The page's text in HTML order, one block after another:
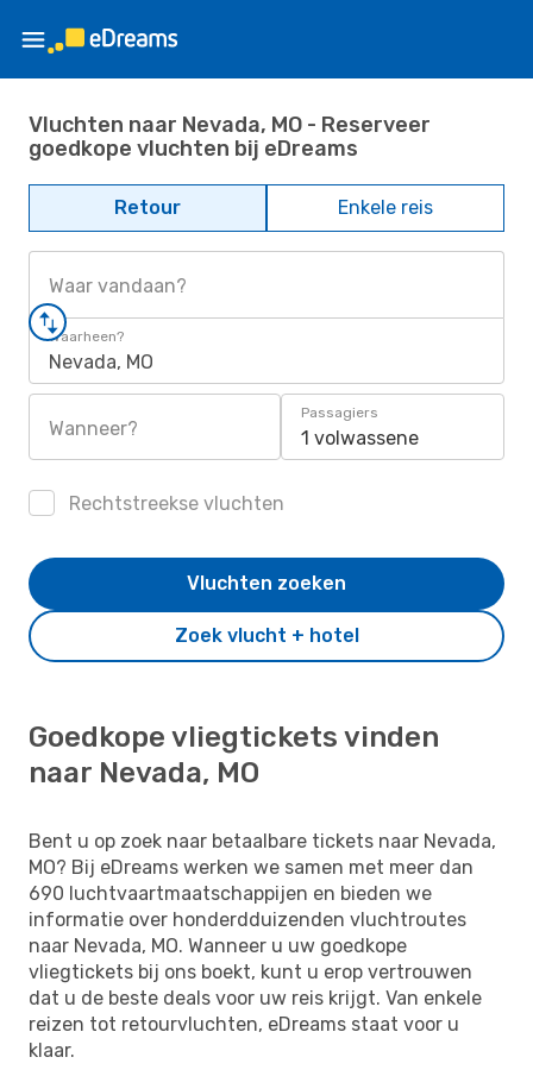
Vluchten naar Nevada, MO - Reserveer
goedkope vluchten bij eDreams
Retour Enkele reis
Waar vandaan?
Waarheen?
Nevada, MO
Wanneer?
Passagiers
1 volwassene
Rechtstreekse vluchten
Zoek vlucht + hotel
Vluchten zoeken
Goedkope vliegtickets vinden
naar Nevada, MO
Bent u op zoek naar betaalbare tickets naar Nevada,
MO? Bij eDreams werken we samen met meer dan
690 luchtvaartmaatschappijen en bieden we
informatie over honderdduizenden vluchtroutes
naar Nevada, MO. Wanneer u uw goedkope
vliegtickets bij ons boekt, kunt u erop vertrouwen
dat u de beste deals voor uw reis krijgt. Van enkele
reizen tot retourvluchten, eDreams staat voor u
klaar.